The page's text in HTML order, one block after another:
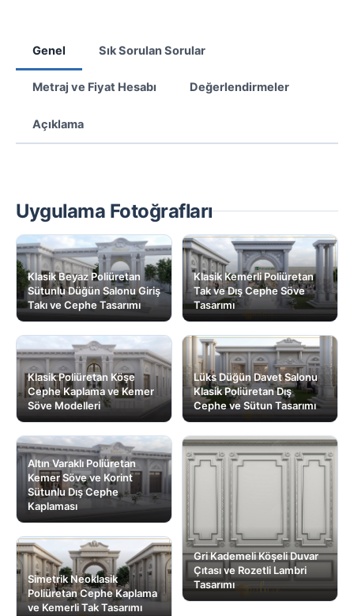
Genel Sık Sorulan Sorular
Metraj ve Fiyat Hesabı Değerlendirmeler
Açıklama
Uygulama Fotoğrafları
Klasik Beyaz Poliüretan
Sütunlu Düğün Salonu Giriş
Takı ve Cephe Tasarımı
Klasik Poliüretan Köşe
Cephe Kaplama ve Kemer
Söve Modelleri
Altın Varaklı Poliüretan
Kemer Söve ve Korint
Sütunlu Dış Cephe
Kaplaması
Simetrik Neoklasik
Poliüretan Cephe Kaplama
ve Kemerli Tak Tasarımı
Klasik Kemerli Poliüretan
Tak ve Dış Cephe Söve
Tasarımı
Lüks Düğün Davet Salonu
Klasik Poliüretan Dış
Cephe ve Sütun Tasarımı
Gri Kademeli Köşeli Duvar
Çıtası ve Rozetli Lambri
Tasarımı